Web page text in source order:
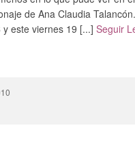
de Ana Claudia
y este viernes 19 [...]Seguir